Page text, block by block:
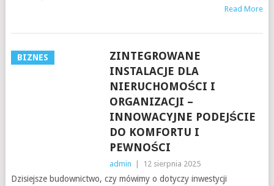
Read More
BIZNES
ZINTEGROWANE
INSTALACJE DLA
NIERUCHOMOŚCI I
ORGANIZACJI –
INNOWACYJNE PODEJŚCIE
DO KOMFORTU I
PEWNOŚCI
admin 12 sierpnia 2025
Dzisiejsze budownictwo, czy mówimy o dotyczy inwestycji